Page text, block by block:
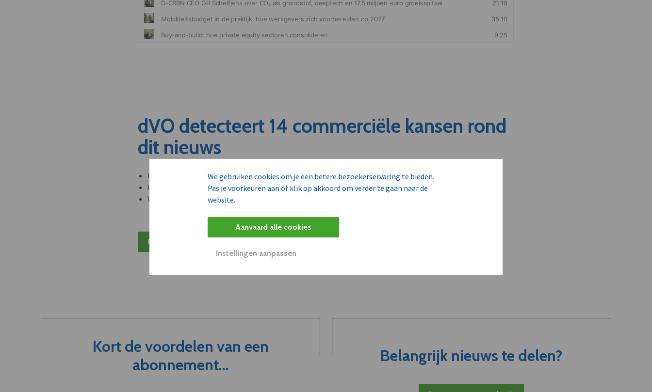
We gebruiken cookies om je een betere bezoekerservaring te bieden.
Pas je voorkeuren aan of klik op akkoord om verder te gaan naar de
website.
Aanvaard alle cookies
Instellingen aanpassen
dVO detecteert 14 commerciële kansen rond
dit nieuws
Welke leveranciers kunnen aan dit bedrijf verkopen?
Welke bedrijven kunnen klant worden van deze onderneming?
Welke partners en adviseurs worden mogelijk relevant?
Plan 20 min inzicht
Kort de voordelen van een
abonnement...
Belangrijk nieuws te delen?